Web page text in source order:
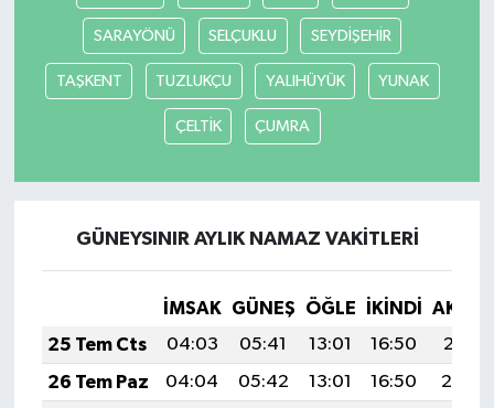
SARAYÖNÜ SELÇUKLU SEYDİŞEHİR
TAŞKENT TUZLUKÇU YALIHÜYÜK YUNAK
ÇELTİK ÇUMRA
GÜNEYSINIR AYLIK NAMAZ VAKITLERI
İMSAK GÜNEŞ ÖĞLE İKINDI
25 Tem Cts
04:03 05:41 13:01 16:50
20:11
26 Tem Paz
04:04 05:42 13:01 16:50
20:10